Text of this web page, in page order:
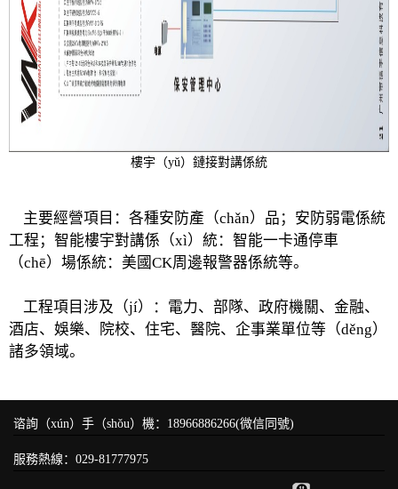
樓宇（yǔ）鏈接對講係統
主要經營項目：各種安防產（chǎn）品；安防弱電係統
工程；智能樓宇對講係（xì）統：智能一卡通停車
（chē）場係統：美國CK周邊報警器係統等。
工程項目涉及（jí）：電力、部隊、政府機關、金融、
酒店、娛樂、院校、住宅、醫院、企事業單位等（děng）
諸多領域。
谘詢（xún）手（shǒu）機：18966886266(微信同號)
服務熱線：029-81777975